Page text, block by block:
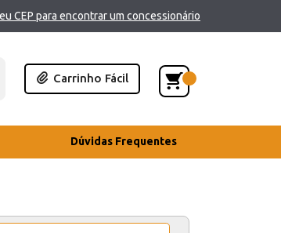
CEP para encontrar um concessionário
Carrinho Fácil
Dúvidas Frequentes